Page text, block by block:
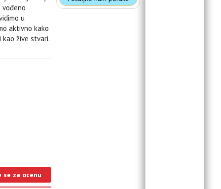
vođeno
u
aktivno kako
žive stvari.
se za ocenu